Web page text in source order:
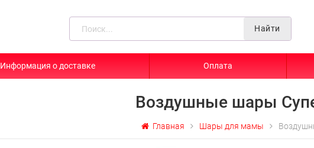
Найти
Информация о доставке Оплата
Воздушные шары
Главная Шары для мамы